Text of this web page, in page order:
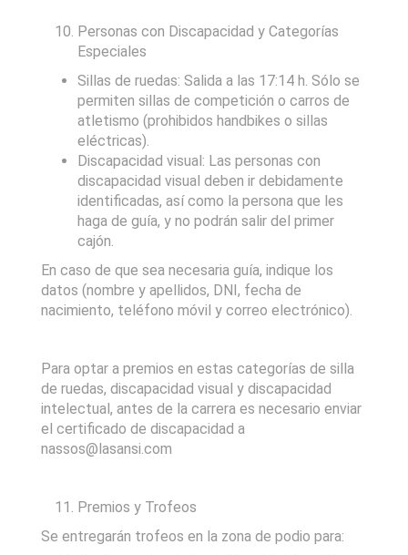
Personas con Discapacidad y Categorías
Especiales
Sillas de ruedas: Salida a las 17:14 h. Sólo se
permiten sillas de competición o carros de
atletismo (prohibidos handbikes o sillas
eléctricas).
Discapacidad visual: Las personas con
discapacidad visual deben ir debidamente
identificadas, así como la persona que les
haga de guía, y no podrán salir del primer
cajón.
En caso de que sea necesaria guía, indique los
datos (nombre y apellidos, DNI, fecha de
nacimiento, teléfono móvil y correo electrónico).
Para optar a premios en estas categorías de silla
de ruedas, discapacidad visual y discapacidad
intelectual, antes de la carrera es necesario enviar
el certificado de discapacidad a
nassos@lasansi.com
Premios y Trofeos
Se entregarán trofeos en la zona de podio para: